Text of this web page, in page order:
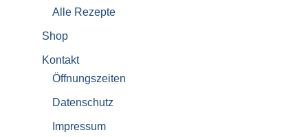
Alle Rezepte
Shop
Kontakt
Öffnungszeiten
Datenschutz
Impressum